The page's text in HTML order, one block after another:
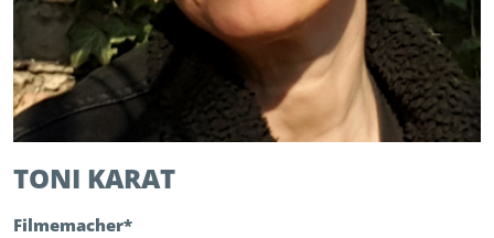
TONI KARAT
Filmemacher*